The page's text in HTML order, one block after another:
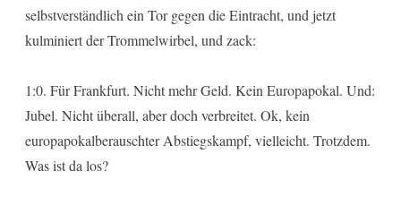
selbstverständlich ein Tor gegen die Eintracht, und jetzt
kulminiert der Trommelwirbel, und zack:
1:0. Für Frankfurt. Nicht mehr Geld. Kein Europapokal. Und:
Jubel. Nicht überall, aber doch verbreitet. Ok, kein
europapokalberauschter Abstiegskampf, vielleicht. Trotzdem.
Was ist da los?